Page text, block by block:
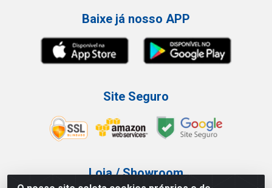
Baixe já nosso APP
Site Seguro
Loja / Showroom